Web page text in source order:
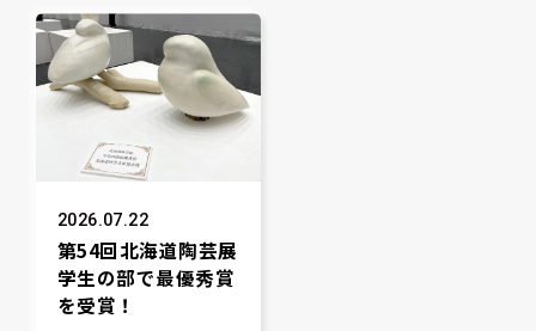
2026.07.22
第54回北海道陶芸展
学生の部で最優秀賞
を受賞！